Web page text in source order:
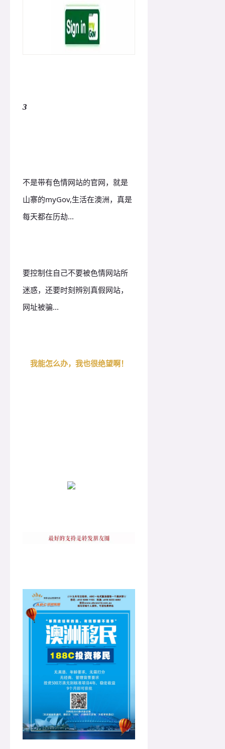
3
不是带有色情网站的官网，就是
山寨的myGov,生活在澳洲，真是
每天都在历劫...
要控制住自己不要被色情网站所
迷惑，还要时刻辨别真假网站，
网址被骗...
我能怎么办，我也很绝望啊！